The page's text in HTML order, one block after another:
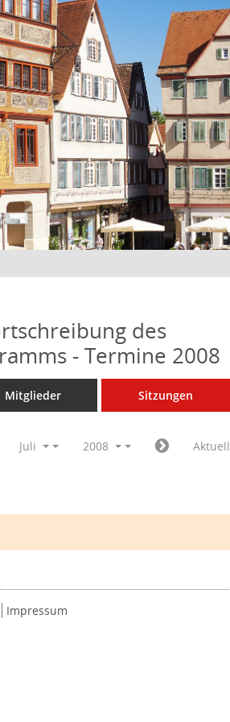
des
- Termine 2008
Mitglieder Sitzungen
Juli 2008 Aktuell
Impressum